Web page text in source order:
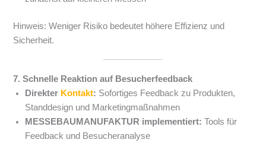
Hinweis: Weniger Risiko bedeutet höhere Effizienz und
Sicherheit.
7. Schnelle Reaktion auf Besucherfeedback
Direkter Kontakt: Sofortiges Feedback zu Produkten,
Standdesign und Marketingmaßnahmen
MESSEBAUMANUFAKTUR implementiert: Tools für
Feedback und Besucheranalyse